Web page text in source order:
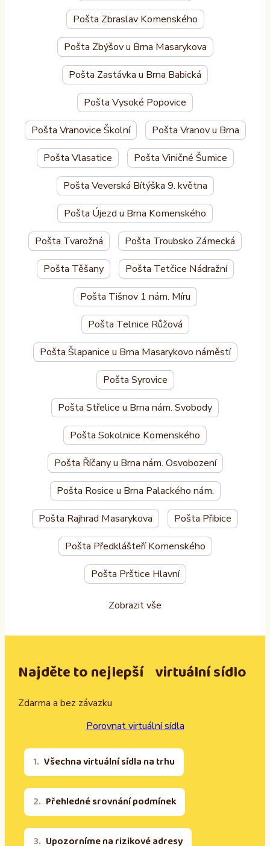
Pošta Zbraslav Komenského
Pošta Zbýšov u Brna Masarykova
Pošta Zastávka u Brna Babická
Pošta Vysoké Popovice
Pošta Vranovice Školní Pošta Vranov u Brna
Pošta Vlasatice Pošta Viničné Šumice
Pošta Veverská Bítýška 9. května
Pošta Újezd u Brna Komenského
Pošta Tvarožná Pošta Troubsko Zámecká
Pošta Těšany Pošta Tetčice Nádražní
Pošta Tišnov 1 nám. Míru
Pošta Telnice Růžová
Pošta Šlapanice u Brna Masarykovo náměstí
Pošta Syrovice
Pošta Střelice u Brna nám. Svobody
Pošta Sokolnice Komenského
Pošta Říčany u Brna nám. Osvobození
Pošta Rosice u Brna Palackého nám.
Pošta Rajhrad Masarykova Pošta Přibice
Pošta Předklášteří Komenského
Pošta Prštice Hlavní
Zobrazit vše
Najděte to nejlepší virtuální sídlo
Zdarma a bez závazku
Porovnat virtuální sídla
Všechna virtuální sídla na trhu
Přehledné srovnání podmínek
Upozorníme na rizikové adresy